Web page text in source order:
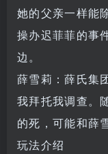
她的父亲一样能
操办迟菲菲的事
边。
薛雪莉：薛氏集
我拜托我调查。
的死，可能和薛
玩法介绍